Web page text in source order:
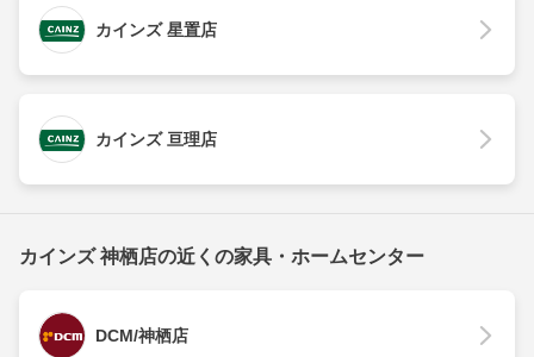
カインズ 星置店
カインズ 亘理店
カインズ 神栖店の近くの家具・ホームセンター
DCM/神栖店